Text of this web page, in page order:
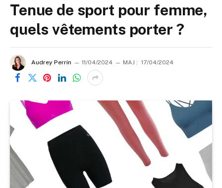
Tenue de sport pour femme,
quels vêtements porter ?
Audrey Perrin 11/04/2024 MAJ : 17/04/2024